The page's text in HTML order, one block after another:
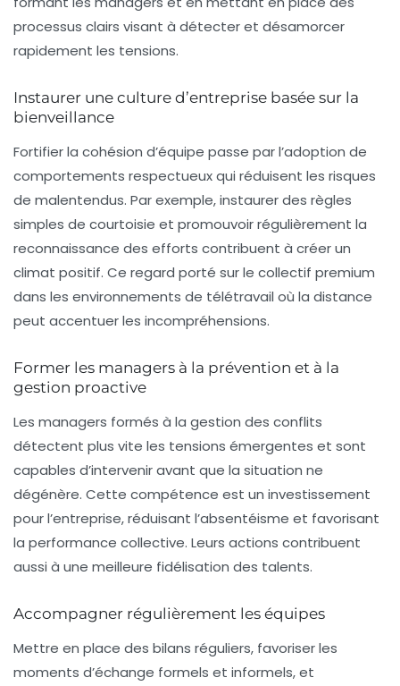
processus clairs visant à détecter et désamorcer
rapidement les tensions.
Instaurer une culture d’entreprise basée sur la
bienveillance
Fortifier la cohésion d’équipe passe par l’adoption de
comportements respectueux qui réduisent les risques
de malentendus. Par exemple, instaurer des règles
simples de courtoisie et promouvoir régulièrement la
reconnaissance des efforts contribuent à créer un
climat positif. Ce regard porté sur le collectif premium
dans les environnements de télétravail où la distance
peut accentuer les incompréhensions.
Former les managers à la prévention et à la
gestion proactive
Les managers formés à la gestion des conflits
détectent plus vite les tensions émergentes et sont
capables d’intervenir avant que la situation ne
dégénère. Cette compétence est un investissement
pour l’entreprise, réduisant l’absentéisme et favorisant
la performance collective. Leurs actions contribuent
aussi à une meilleure fidélisation des talents.
Accompagner régulièrement les équipes
Mettre en place des bilans réguliers, favoriser les
moments d’échange formels et informels, et